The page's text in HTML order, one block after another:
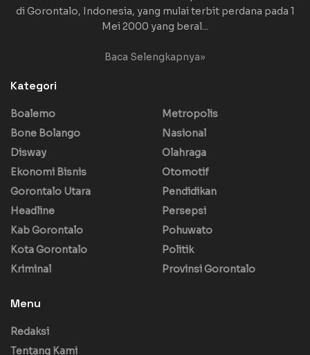
di Gorontalo, Indonesia, yang mulai terbit perdana pada 1
Mei 2000 yang beral...
Baca Selengkapnya»
Kategori
Boalemo
Bone Bolango
Disway
Ekonomi Bisnis
Gorontalo Utara
Headline
Kab Gorontalo
Kota Gorontalo
Kriminal
Metropolis
Nasional
Olahraga
Otomotif
Pendidikan
Persepsi
Pohuwato
Politik
Provinsi Gorontalo
Menu
Redaksi
Tentang Kami